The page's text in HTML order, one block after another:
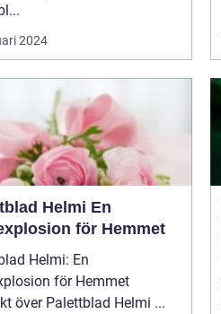
2024
Helmi En
för Hemmet
Helmi: En
för Hemmet
Översikt över Palettblad Helmi ...